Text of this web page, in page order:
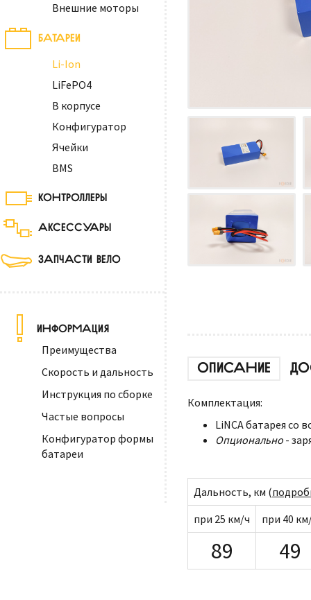
Внешние моторы
БАТАРЕИ
Li-Ion
LiFePO4
В корпусе
Конфигуратор
Ячейки
BMS
КОНТРОЛЛЕРЫ
АКСЕССУАРЫ
ЗАПЧАСТИ ВЕЛО
ИНФОРМАЦИЯ
Преимущества
Скорость и дальность
Инструкция по сборке
Частые вопросы
Конфигуратор формы
батареи
ОПИСАНИЕ
Комплектация:
LiNCA батарея со
Опционально -
Дальность, км (
при 25 км/ч
при 40
89 49